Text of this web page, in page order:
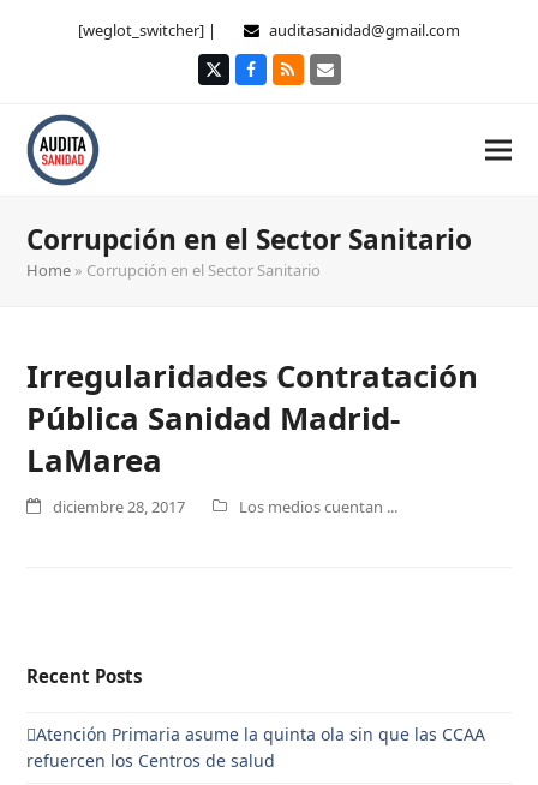
[weglot_switcher] | auditasanidad@gmail.com
TwitterFacebook
RSS Correo
Corrupción en el Sector Sanitario
Home » Corrupción en el Sector Sanitario
Irregularidades Contratación
Pública Sanidad Madrid-
LaMarea
diciembre 28, 2017 Los medios cuentan ...
Recent Posts
Atención Primaria asume la quinta ola sin que las CCAA
refuercen los Centros de salud